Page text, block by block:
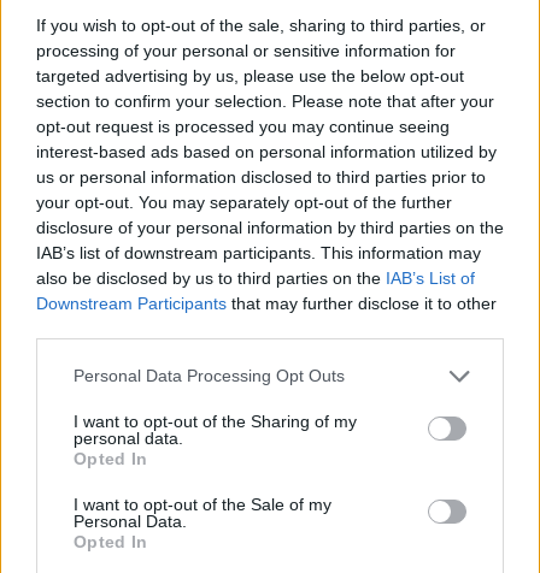
If you wish to opt-out of the sale, sharing to third parties, or
processing of your personal or sensitive information for
targeted advertising by us, please use the below opt-out
section to confirm your selection. Please note that after your
opt-out request is processed you may continue seeing
interest-based ads based on personal information utilized by
us or personal information disclosed to third parties prior to
your opt-out. You may separately opt-out of the further
disclosure of your personal information by third parties on the
IAB’s list of downstream participants. This information may
also be disclosed by us to third parties on the IAB’s List of
Downstream Participants that may further disclose it to other
Personal Data Processing Opt Outs
I want to opt-out of the Sharing of my
personal data.
Opted In
I want to opt-out of the Sale of my
Personal Data.
Opted In
Az Adótanácsadók Egyesülete üdvözli Kármán
Andrásnak a kata visszaállításához kapcsolódó
tegnapi parlamenti bejelentését, hiszen közös
célunk az adórendszer egyszerűsítése, a
legkisebb vállalkozások adminisztrációs
terheinek lehető legalacsonyabb szintre szorítása.
Ennek érdekében fel kell hívnunk a figyelmet a
szabályozás néhány olyan sarkalatos pontjára,
átalakítása. Írásunkban most ezekre a pontokra
hívjuk fel a figyelmet.
Ez itt az on the other hand, a portfolio vélemény rovata. Ez
itt az on the other hand, a portfolio vélemény rovata. A
cikkek a szerzők véleményét tükrözik, amelyek nem
feltétlenül esnek egybe a Portfolio szerkesztőségének